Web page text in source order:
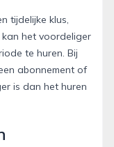
tijdelijke klus,
het voordeliger
te huren. Bij
abonnement of
is dan het huren